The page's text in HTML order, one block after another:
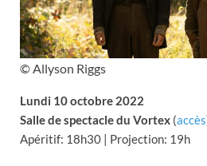
© Allyson Riggs
Lundi 10 octobre 2022
Salle de spectacle du Vortex (accès
Apéritif: 18h30 | Projection: 19h